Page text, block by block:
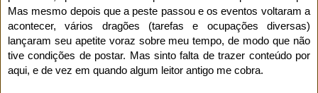
Mas mesmo depois que a peste passou e os eventos voltaram a
acontecer, vários dragões (tarefas e ocupações diversas)
lançaram seu apetite voraz sobre meu tempo, de modo que não
tive condições de postar. Mas sinto falta de trazer conteúdo por
aqui, e de vez em quando algum leitor antigo me cobra.